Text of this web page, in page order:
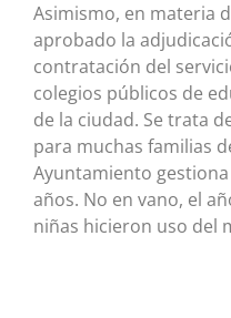
Asimismo, en materia
aprobado la
contratación del
colegios públicos de
de la ciudad. Se trata
para muchas familias
Ayuntamiento
años. No en vano, el
niñas hicieron uso del